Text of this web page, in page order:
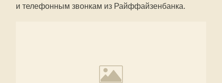
и телефонным звонкам из Райффайзенбанка.